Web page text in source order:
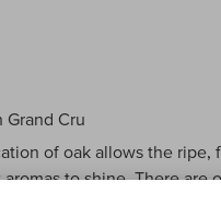
Grand Cru
of oak allows the
to shine. There are
and powerful middle